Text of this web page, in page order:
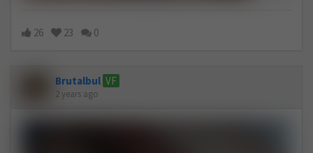
26 23 0
Brutalbul VF
2 years ago